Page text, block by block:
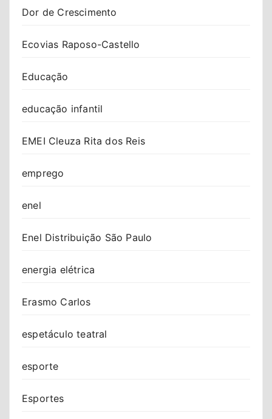
Dor de Crescimento
Ecovias Raposo-Castello
Educação
educação infantil
EMEI Cleuza Rita dos Reis
emprego
enel
Enel Distribuição São Paulo
energia elétrica
Erasmo Carlos
espetáculo teatral
esporte
Esportes